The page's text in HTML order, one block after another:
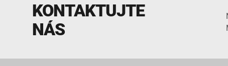
KONTAKTUJTE
NÁS